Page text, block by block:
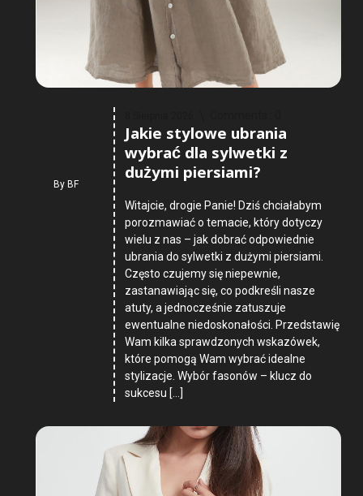
ByBF
Jakie stylowe ubrania
wybrać dla sylwetki z
dużymi piersiami?
Witajcie, drogie Panie! Dziś chciałabym
porozmawiać o temacie, który dotyczy
wielu z nas – jak dobrać odpowiednie
ubrania do sylwetki z dużymi piersiami.
Często czujemy się niepewnie,
zastanawiając się, co podkreśli nasze
atuty, a jednocześnie zatuszuje
ewentualne niedoskonałości. Przedstawię
Wam kilka sprawdzonych wskazówek,
które pomogą Wam wybrać idealne
stylizacje. Wybór fasonów – klucz do
sukcesu […]